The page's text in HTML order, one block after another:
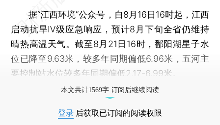
据“江西环境”公众号，自8月16日16时起，江西
启动抗旱Ⅳ级应急响应，预计8月下旬全省仍维持
晴热高温天气。截至8月21日16时，鄱阳湖星子水
位已降至9.63米，较多年同期偏低6.96米，五河主
要控制站水位较多年同期偏低2.17-6.99米。
本文共计1569字 订阅后继续阅读
登录 后获取已订阅的阅读权限